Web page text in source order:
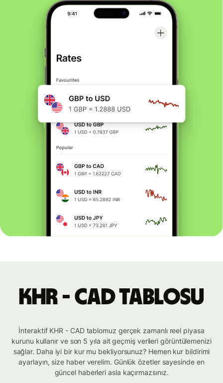
KHR - CAD tablosu
İnteraktif KHR - CAD tablomuz gerçek zamanlı reel piyasa
kurunu kullanır ve son 5 yıla ait geçmiş verileri görüntülemenizi
sağlar. Daha iyi bir kur mu bekliyorsunuz? Hemen kur bildirimi
ayarlayın, size haber verelim. Günlük özetler sayesinde en
güncel haberleri asla kaçırmazsınız.